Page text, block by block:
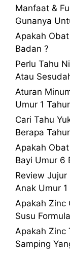
Manfaat &
Gunanya
Apakah
Badan ?
Perlu Tahu
Atau
Aturan
Umur 1
Cari Tahu
Berapa
Apakah
Bayi Umur 6
Review
Anak Umur 1
Apakah Zinc
Susu
Apakah Zinc
Samping